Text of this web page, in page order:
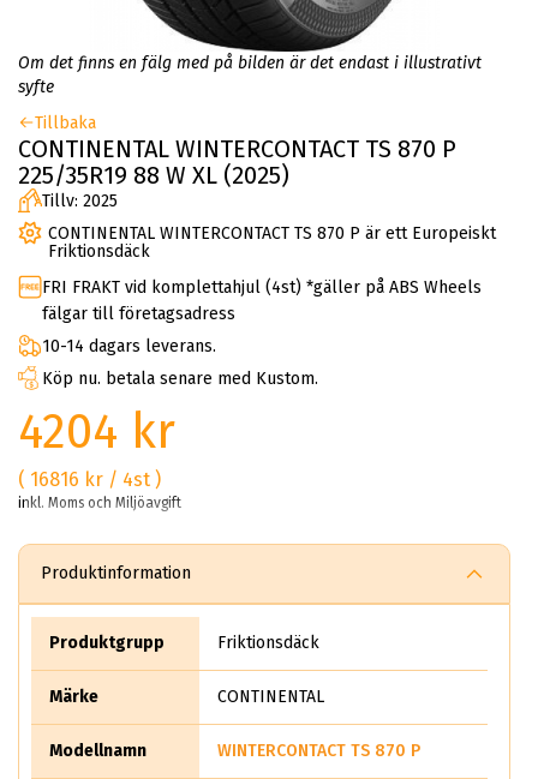
Om det finns en fälg med på bilden är det endast i illustrativt
syfte
Tillbaka
CONTINENTAL WINTERCONTACT TS 870 P
225/35R19 88 W XL (2025)
Tillv: 2025
CONTINENTAL WINTERCONTACT TS 870 P är ett Europeiskt
Friktionsdäck
FRI FRAKT vid komplettahjul (4st) *gäller på ABS Wheels
fälgar till företagsadress
10-14 dagars leverans.
Köp nu. betala senare med Kustom.
4204 kr
( 16816 kr / 4st )
inkl. Moms och Miljöavgift
Produktinformation
Produktgrupp Friktionsdäck
Märke CONTINENTAL
Modellnamn WINTERCONTACT TS 870 P